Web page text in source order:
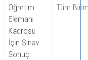
Öğretim
Elemanı
Kadrosu
İçin Sınav
Sonuç
Tüm